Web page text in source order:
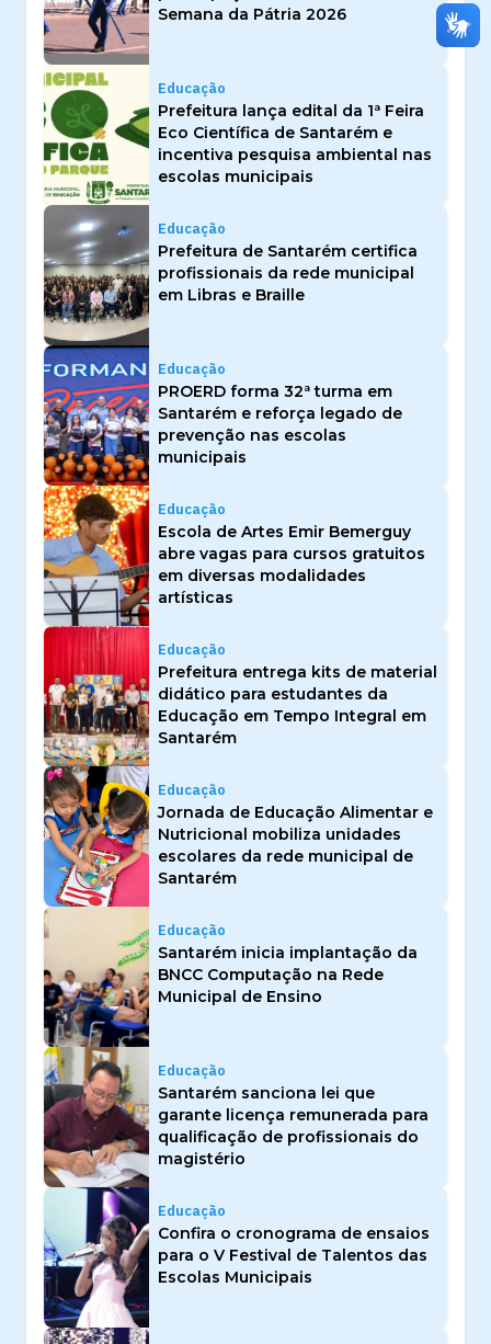
Semana da Pátria 2026
Educação
Prefeitura lança edital da 1ª Feira
Eco Científica de Santarém e
incentiva pesquisa ambiental nas
escolas municipais
Educação
Prefeitura de Santarém certifica
profissionais da rede municipal
em Libras e Braille
Educação
PROERD forma 32ª turma em
Santarém e reforça legado de
prevenção nas escolas
municipais
Educação
Escola de Artes Emir Bemerguy
abre vagas para cursos gratuitos
em diversas modalidades
artísticas
Educação
Prefeitura entrega kits de material
didático para estudantes da
Educação em Tempo Integral em
Santarém
Educação
Jornada de Educação Alimentar e
Nutricional mobiliza unidades
escolares da rede municipal de
Santarém
Educação
Santarém inicia implantação da
BNCC Computação na Rede
Municipal de Ensino
Educação
Santarém sanciona lei que
garante licença remunerada para
qualificação de profissionais do
magistério
Educação
Confira o cronograma de ensaios
para o V Festival de Talentos das
Escolas Municipais